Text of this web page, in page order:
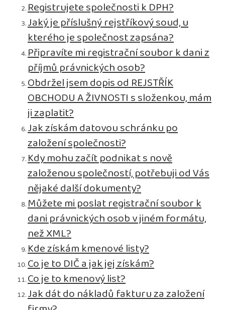
Registrujete společnosti k DPH?
Jaký je příslušný rejstříkový soud, u
kterého je společnost zapsána?
Připravíte mi registrační soubor k dani z
příjmů právnických osob?
Obdržel jsem dopis od REJSTŘÍK
OBCHODU A ŽIVNOSTI s složenkou, mám
ji zaplatit?
Jak získám datovou schránku po
založení společnosti?
Kdy mohu začít podnikat s nově
založenou společností, potřebuji od Vás
nějaké další dokumenty?
Můžete mi poslat registrační soubor k
dani právnických osob v jiném formátu,
než XML?
Kde získám kmenové listy?
Co je to DIČ a jak jej získám?
Co je to kmenový list?
Jak dát do nákladů fakturu za založení